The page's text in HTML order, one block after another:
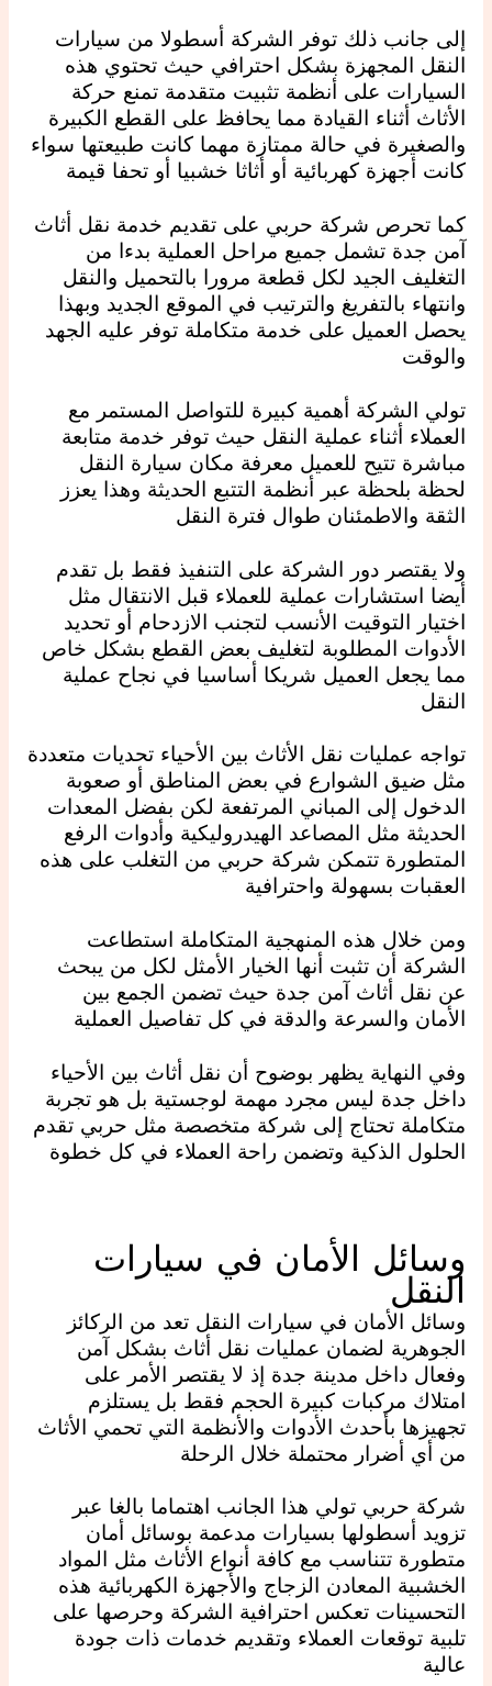
إلى جانب ذلك توفر الشركة أسطولا من سيارات
النقل المجهزة بشكل احترافي حيث تحتوي هذه
السيارات على أنظمة تثبيت متقدمة تمنع حركة
الأثاث أثناء القيادة مما يحافظ على القطع الكبيرة
والصغيرة في حالة ممتازة مهما كانت طبيعتها سواء
كانت أجهزة كهربائية أو أثاثا خشبيا أو تحفا قيمة
كما تحرص شركة حربي على تقديم خدمة نقل أثاث
آمن جدة تشمل جميع مراحل العملية بدءا من
التغليف الجيد لكل قطعة مرورا بالتحميل والنقل
وانتهاء بالتفريغ والترتيب في الموقع الجديد وبهذا
يحصل العميل على خدمة متكاملة توفر عليه الجهد
والوقت
تولي الشركة أهمية كبيرة للتواصل المستمر مع
العملاء أثناء عملية النقل حيث توفر خدمة متابعة
مباشرة تتيح للعميل معرفة مكان سيارة النقل
لحظة بلحظة عبر أنظمة التتبع الحديثة وهذا يعزز
الثقة والاطمئنان طوال فترة النقل
ولا يقتصر دور الشركة على التنفيذ فقط بل تقدم
أيضا استشارات عملية للعملاء قبل الانتقال مثل
اختيار التوقيت الأنسب لتجنب الازدحام أو تحديد
الأدوات المطلوبة لتغليف بعض القطع بشكل خاص
مما يجعل العميل شريكا أساسيا في نجاح عملية
النقل
تواجه عمليات نقل الأثاث بين الأحياء تحديات متعددة
مثل ضيق الشوارع في بعض المناطق أو صعوبة
الدخول إلى المباني المرتفعة لكن بفضل المعدات
الحديثة مثل المصاعد الهيدروليكية وأدوات الرفع
المتطورة تتمكن شركة حربي من التغلب على هذه
العقبات بسهولة واحترافية
ومن خلال هذه المنهجية المتكاملة استطاعت
الشركة أن تثبت أنها الخيار الأمثل لكل من يبحث
عن نقل أثاث آمن جدة حيث تضمن الجمع بين
الأمان والسرعة والدقة في كل تفاصيل العملية
وفي النهاية يظهر بوضوح أن نقل أثاث بين الأحياء
داخل جدة ليس مجرد مهمة لوجستية بل هو تجربة
متكاملة تحتاج إلى شركة متخصصة مثل حربي تقدم
الحلول الذكية وتضمن راحة العملاء في كل خطوة
وسائل الأمان في سيارات
النقل
وسائل الأمان في سيارات النقل تعد من الركائز
الجوهرية لضمان عمليات نقل أثاث بشكل آمن
وفعال داخل مدينة جدة إذ لا يقتصر الأمر على
امتلاك مركبات كبيرة الحجم فقط بل يستلزم
تجهيزها بأحدث الأدوات والأنظمة التي تحمي الأثاث
من أي أضرار محتملة خلال الرحلة
شركة حربي تولي هذا الجانب اهتماما بالغا عبر
تزويد أسطولها بسيارات مدعمة بوسائل أمان
متطورة تتناسب مع كافة أنواع الأثاث مثل المواد
الخشبية المعادن الزجاج والأجهزة الكهربائية هذه
التحسينات تعكس احترافية الشركة وحرصها على
تلبية توقعات العملاء وتقديم خدمات ذات جودة
عالية